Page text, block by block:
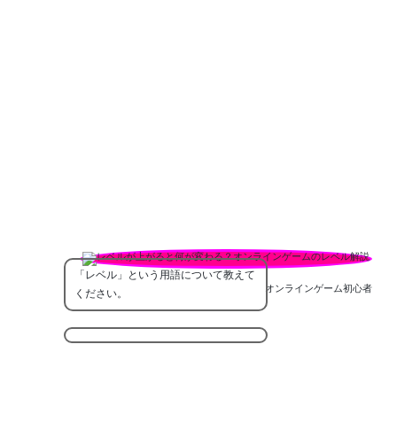
オンラインゲーム初心者
「レベル」という用語について教えて
ください。